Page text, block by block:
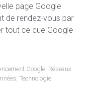
page Google
de rendez-vous par
tout ce que Google
Google, Réseaux
, Technologie